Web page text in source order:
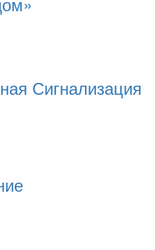
Сигнализация